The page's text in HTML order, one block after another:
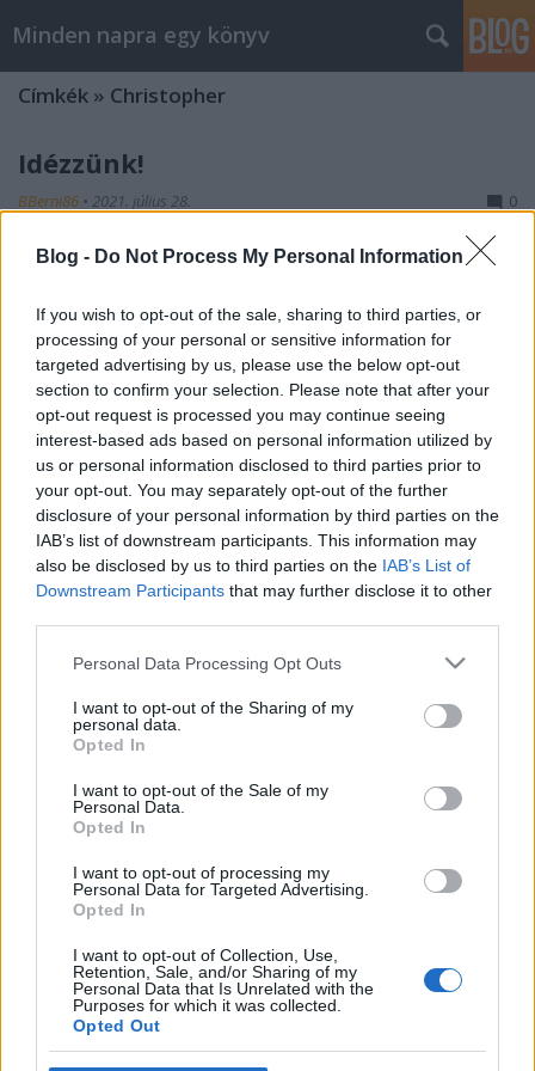
Blog - Do Not Process My Personal Information
If you wish to opt-out of the sale, sharing to third parties, or
processing of your personal or sensitive information for
targeted advertising by us, please use the below opt-out
section to confirm your selection. Please note that after your
opt-out request is processed you may continue seeing
interest-based ads based on personal information utilized by
us or personal information disclosed to third parties prior to
your opt-out. You may separately opt-out of the further
disclosure of your personal information by third parties on the
IAB’s list of downstream participants. This information may
also be disclosed by us to third parties on the IAB’s List of
Downstream Participants that may further disclose it to other
Please note that this website/app uses one or more Google
not limited to your visit or usage behaviour. You may click to
grant or deny consent to Google and its third-party tags to
use your data for below specified purposes in below Google
consent section.
Personal Data Processing Opt Outs
I want to opt-out of the Sharing of my
personal data.
Opted In
I want to opt-out of the Sale of my
Personal Data.
Opted In
I want to opt-out of processing my
Personal Data for Targeted Advertising.
Opted In
I want to opt-out of Collection, Use,
Retention, Sale, and/or Sharing of my
Personal Data that Is Unrelated with the
Purposes for which it was collected.
Opted Out
Minden napra egy könyv
Címkék » Christopher
Idézzünk!
BBerni86 • 2021. július 28. 0
– Az összes embere olyan, mint valami agresszív
a legjobbak – válaszolta az. (Christopher: A sötétség
fejedelme) A történelem és a politika már csak
ilyen. Egyeseket piedesztálra emelnek, aztán a
következő vezetés porba dönti, vagy épp…
Christopher: A sötétség fejedelme
BBerni86•2021. július 24.
Sorozatgyilkosos, szektás, nyomozós. Amikor Tizi
kérdezni kezd, karácsonykor, a nevelő apja elmondja
neki saját történetének egy részét: Jim Hopper
megjárta Vietnámot, túl kellett jutnia azon, amit ott
látott. A feleségének és a kislányának hála ki tudott